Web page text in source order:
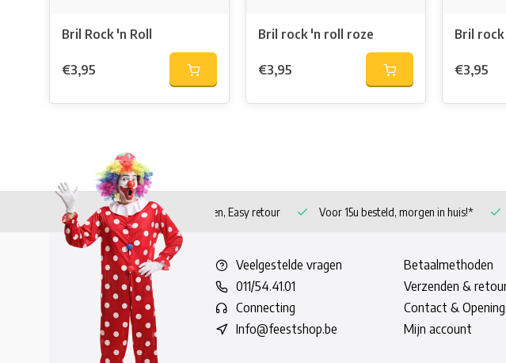
Bril Rock 'n Roll
€3,95
Bril rock 'n roll roze
€3,95
Bril
€3,95
verzending vanaf 60 euro! Veilig betalen, Easy retour Voor 15u besteld, morgen in huis!*
Veelgestelde vragen
011/54.41.01
Connecting
Info@feestshop.be
Betaalmethoden
Verzenden &
Contact &
Mijn account